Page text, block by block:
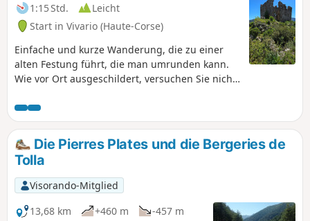
1:15 Std.
Leicht
Start in Vivario (Haute-Corse)
Einfache und kurze Wanderung, die zu einer
alten Festung führt, die man umrunden kann.
Wie vor Ort ausgeschildert, versuchen Sie nicht,
Die Pierres Plates und die Bergeries de
Tolla
Visorando-Mitglied
13,68 km
+460 m
-457 m